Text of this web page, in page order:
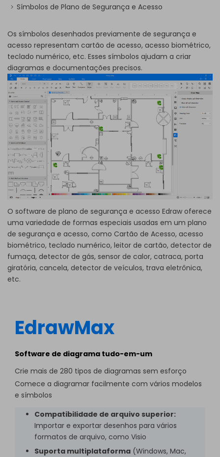
Símbolos de Plano de Segurança e Acesso
Os símbolos desenhados previamente de segurança e
acesso representam cartão de acesso, acesso biométrico,
teclado numérico, etc. Esses símbolos ajudam a criar
diagramas e documentações precisos.
O software de plano de segurança e acesso Edraw oferece
uma variedade de formas especiais usadas em um plano
de segurança e acesso, como Cartão de Acesso, acesso
biométrico, teclado numérico, leitor de cartão, detector de
fumaça, detector de gás, sensor de calor, catraca, porta
giratória, cancela, detector de veículos, trava eletrônica,
etc.
EdrawMax
Software de diagrama tudo-em-um
Crie mais de 280 tipos de diagramas sem esforço
Comece a diagramar facilmente com vários modelos
e símbolos
Compatibilidade de arquivo superior:
Importar e exportar desenhos para vários
formatos de arquivo, como Visio
Suporta multiplataforma (Windows, Mac,